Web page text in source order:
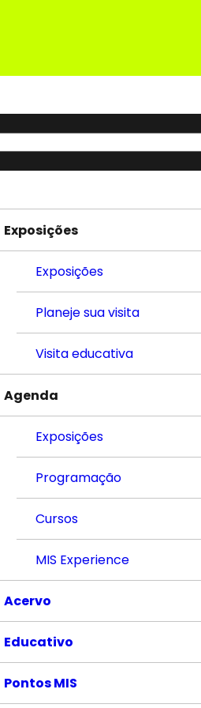
Exposições
Exposições
Planeje sua visita
Visita educativa
Agenda
Exposições
Programação
Cursos
MIS Experience
Acervo
Educativo
Pontos MIS